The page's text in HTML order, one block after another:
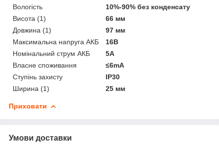
Вологість
10%-90% без конденсату
Висота (1)
66 мм
Довжина (1)
97 мм
Максимальна напруга АКБ
16В
Номінальний струм АКБ
5A
Власне споживання
≤6mA
Ступінь захисту
IP30
Ширина (1)
25 мм
Приховати
Умови доставки